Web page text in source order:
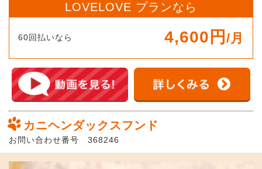
LOVELOVE プランなら
60回払いなら 4,600円 /月
カニヘンダックスフンド
お問い合わせ番号 368246